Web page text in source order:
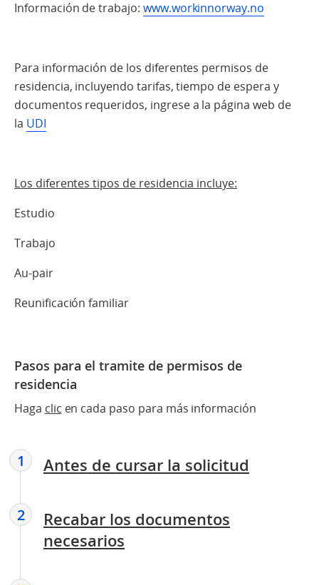
Información de trabajo: www.workinnorway.no
Para información de los diferentes permisos de
residencia, incluyendo tarifas, tiempo de espera y
documentos requeridos, ingrese a la página web de
la UDI
Los diferentes tipos de residencia incluye:
Estudio
Trabajo
Au-pair
Reunificación familiar
Pasos para el tramite de permisos de
residencia
Haga clic en cada paso para más información
1 Antes de cursar la solicitud
2
Recabar los documentos
necesarios